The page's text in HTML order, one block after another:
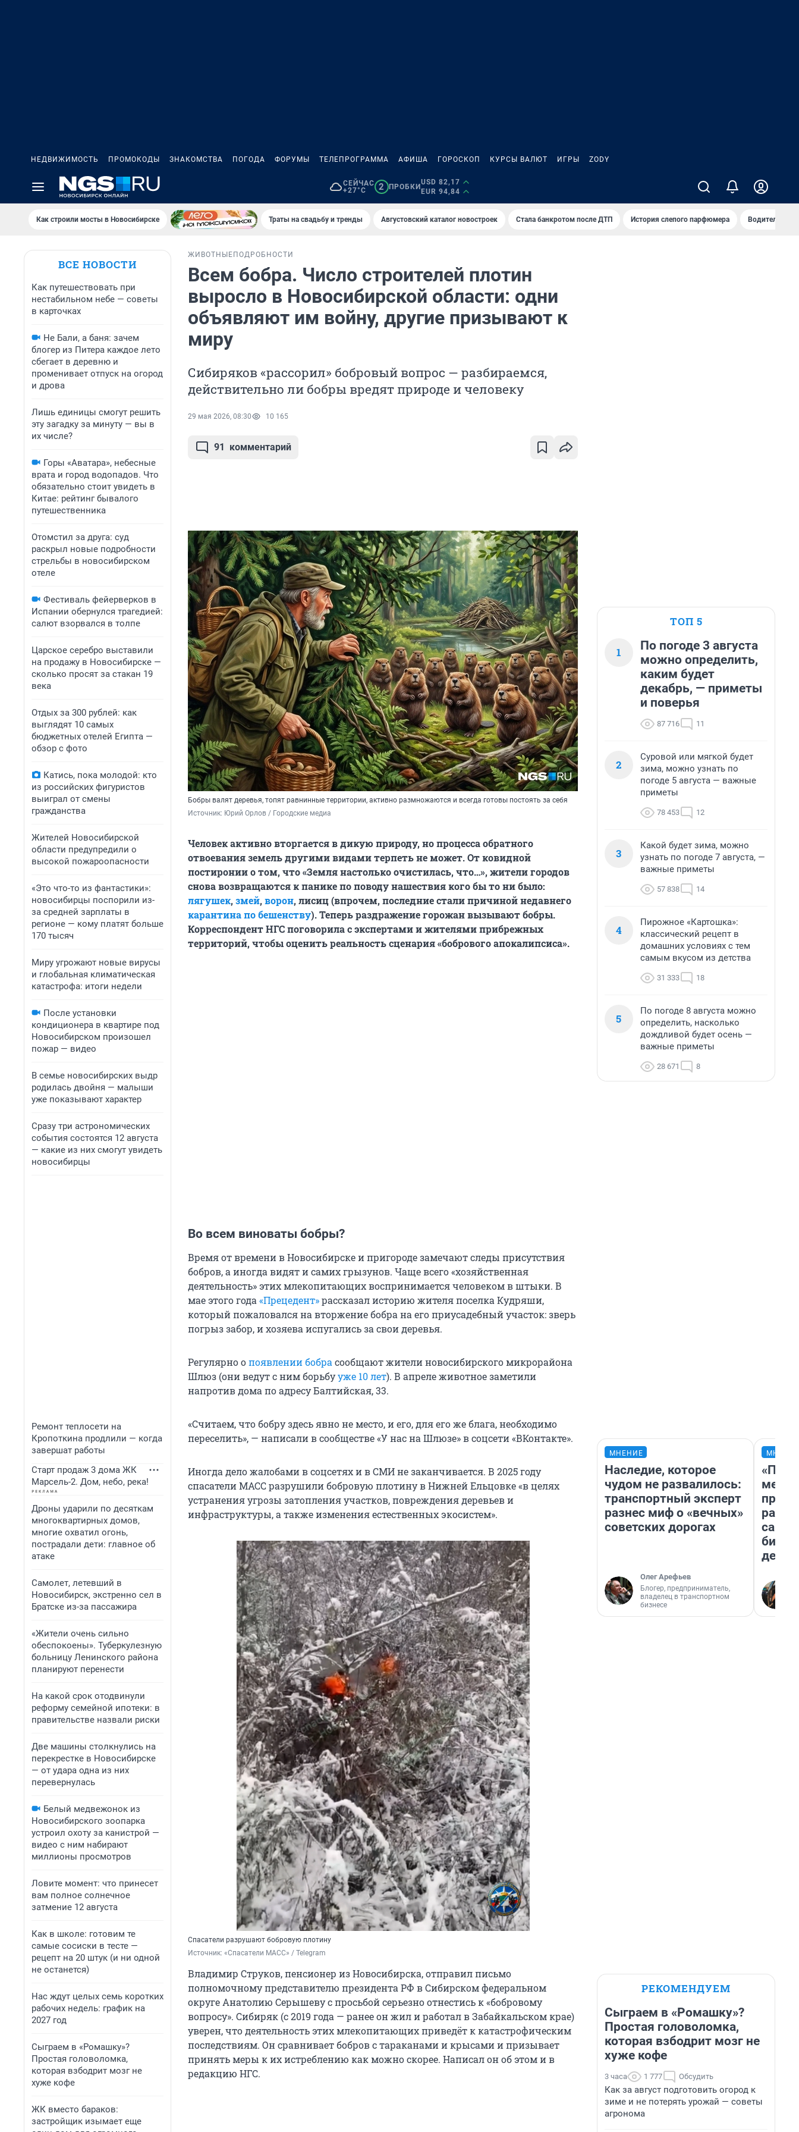
НЕДВИЖИМОСТЬ ПРОМОКОДЫ ЗНАКОМСТВА ПОГОДА ФОРУМЫ ТЕЛЕПРОГРАММА АФИША ГОРОСКОП КУРСЫ ВАЛЮТ ИГРЫ ZODY
СЕЙЧАС
+27°C
2 ПРОБКИ
USD 82,17
EUR 94,84
Как строили мосты в Новосибирске Траты на свадьбу и тренды Августовский каталог новостроек Стала банкротом после ДТП История слепого парфюмера Водители
ВСЕ НОВОСТИ
Как путешествовать при
нестабильном небе — советы
в карточках
Не Бали, а баня: зачем
блогер из Питера каждое лето
сбегает в деревню и
променивает отпуск на огород
и дрова
Лишь единицы смогут решить
эту загадку за минуту — вы в
их числе?
Горы «Аватара», небесные
врата и город водопадов. Что
обязательно стоит увидеть в
Китае: рейтинг бывалого
путешественника
Отомстил за друга: суд
раскрыл новые подробности
стрельбы в новосибирском
отеле
Фестиваль фейерверков в
Испании обернулся трагедией:
салют взорвался в толпе
Царское серебро выставили
на продажу в Новосибирске —
сколько просят за стакан 19
века
Отдых за 300 рублей: как
выглядят 10 самых
бюджетных отелей Египта —
обзор с фото
Катись, пока молодой: кто
из российских фигуристов
выиграл от смены
гражданства
Жителей Новосибирской
области предупредили о
высокой пожароопасности
«Это что-то из фантастики»:
новосибирцы поспорили из-
за средней зарплаты в
регионе — кому платят больше
170 тысяч
Миру угрожают новые вирусы
и глобальная климатическая
катастрофа: итоги недели
После установки
кондиционера в квартире под
Новосибирском произошел
пожар — видео
В семье новосибирских выдр
родилась двойня — малыши
уже показывают характер
Сразу три астрономических
события состоятся 12 августа
— какие из них смогут увидеть
новосибирцы
Ремонт теплосети на
Кропоткина продлили — когда
завершат работы
Старт продаж 3 дома ЖК
Марсель-2. Дом, небо, река!
Дроны ударили по десяткам
многоквартирных домов,
многие охватил огонь,
пострадали дети: главное об
атаке
Самолет, летевший в
Новосибирск, экстренно сел в
Братске из-за пассажира
«Жители очень сильно
обеспокоены». Туберкулезную
больницу Ленинского района
планируют перенести
На какой срок отодвинули
реформу семейной ипотеки: в
правительстве назвали риски
Две машины столкнулись на
перекрестке в Новосибирске
— от удара одна из них
перевернулась
Белый медвежонок из
Новосибирского зоопарка
устроил охоту за канистрой —
видео с ним набирают
миллионы просмотров
Ловите момент: что принесет
вам полное солнечное
затмение 12 августа
Как в школе: готовим те
самые сосиски в тесте —
рецепт на 20 штук (и ни одной
не останется)
Нас ждут целых семь коротких
рабочих недель: график на
2027 год
Сыграем в «Ромашку»?
Простая головоломка,
которая взбодрит мозг не
хуже кофе
ЖК вместо бараков:
застройщик изымает еще
ЖИВОТНЫЕ ПОДРОБНОСТИ
Всем бобра. Число строителей плотин
выросло в Новосибирской области: одни
объявляют им войну, другие призывают к
миру
Сибиряков «рассорил» бобровый вопрос — разбираемся,
действительно ли бобры вредят природе и человеку
29 мая 2026, 08:30 10 165
91 комментарий
Бобры валят деревья, топят равнинные территории, активно размножаются и всегда готовы постоять за себя
Источник: Юрий Орлов / Городские медиа
Человек активно вторгается в дикую природу, но процесса обратного
отвоевания земель другими видами терпеть не может. От ковидной
постиронии о том, что «Земля настолько очистилась, что…», жители городов
снова возвращаются к панике по поводу нашествия кого бы то ни было:
лягушек,змей,ворон, лисиц (впрочем, последние стали причиной недавнего
карантина по бешенству). Теперь раздражение горожан вызывают бобры.
Корреспондент НГС поговорила с экспертами и жителями прибрежных
территорий, чтобы оценить реальность сценария «бобрового апокалипсиса».
Во всем виноваты бобры?
Время от времени в Новосибирске и пригороде замечают следы присутствия
бобров, а иногда видят и самих грызунов. Чаще всего «хозяйственная
деятельность» этих млекопитающих воспринимается человеком в штыки. В
мае этого года «Прецедент»рассказал историю жителя поселка Кудряши,
который пожаловался на вторжение бобра на его приусадебный участок: зверь
погрыз забор, и хозяева испугались за свои деревья.
Регулярно опоявлении бобра сообщают жители новосибирского микрорайона
Шлюз (они ведут с ним борьбууже 10 лет). В апреле животное заметили
напротив дома по адресу Балтийская, 33.
«Считаем, что бобру здесь явно не место, и его, для его же блага, необходимо
переселить», — написали в сообществе «У нас на Шлюзе» в соцсети «ВКонтакте».
Иногда дело жалобами в соцсетях и в СМИ не заканчивается. В 2025 году
спасатели МАСС разрушили бобровую плотину в Нижней Ельцовке «в целях
устранения угрозы затопления участков, повреждения деревьев и
инфраструктуры, а также изменения естественных экосистем».
Спасатели разрушают бобровую плотину
Источник: «Спасатели МАСС» / Telegram
Владимир Струков, пенсионер из Новосибирска, отправил письмо
полномочному представителю президента РФ в Сибирском федеральном
округе Анатолию Серышеву с просьбой серьезно отнестись к «бобровому
вопросу». Сибиряк (с 2019 года — ранее он жил и работал в Забайкальском крае)
уверен, что деятельность этих млекопитающих приведёт к катастрофическим
последствиям. Он сравнивает бобров с тараканами и крысами и призывает
принять меры к их истреблению как можно скорее. Написал он об этом и в
редакцию НГС.
ТОП 5
1
По погоде 3 августа
можно определить,
каким будет
декабрь, — приметы
и поверья
87 716 11
2
Суровой или мягкой будет
зима, можно узнать по
погоде 5 августа — важные
приметы
78 453 12
3
Какой будет зима, можно
узнать по погоде 7 августа, —
важные приметы
57 838 14
4
Пирожное «Картошка»:
классический рецепт в
домашних условиях с тем
самым вкусом из детства
31 333 18
5
По погоде 8 августа можно
определить, насколько
дождливой будет осень —
важные приметы
28 671 8
МНЕНИЕ
Наследие, которое
чудом не развалилось:
транспортный эксперт
разнес миф о «вечных»
советских дорогах
Олег Арефьев
Блогер, предприниматель,
владелец в транспортном
бизнесе
РЕКОМЕНДУЕМ
Сыграем в «Ромашку»?
Простая головоломка,
которая взбодрит мозг не
хуже кофе
3 часа 1 777 Обсудить
Как за август подготовить огород к
зиме и не потерять урожай — советы
агронома